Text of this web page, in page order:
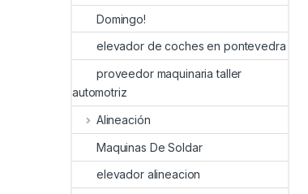
Domingo!
elevador de coches en pontevedra
proveedor maquinaria taller
automotriz
Alineación
Maquinas De Soldar
elevador alineacion